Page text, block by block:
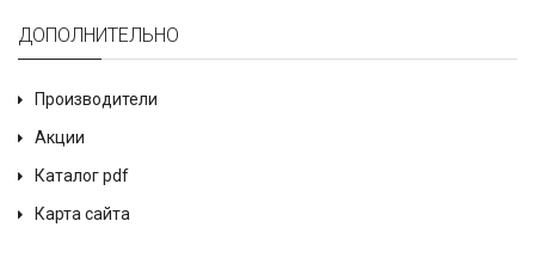
ДОПОЛНИТЕЛЬНО
Производители
Акции
Каталог pdf
Карта сайта